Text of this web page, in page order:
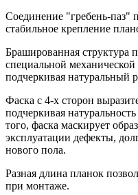
Соединение "гребень-паз"
стабильное крепление
Брашированная структура
специальной
подчеркивая натуральный
Фаска с 4-х сторон
подчеркивая
того, фаска маскирует
эксплуатации дефекты,
нового пола.
Разная длина планок
при монтаже.